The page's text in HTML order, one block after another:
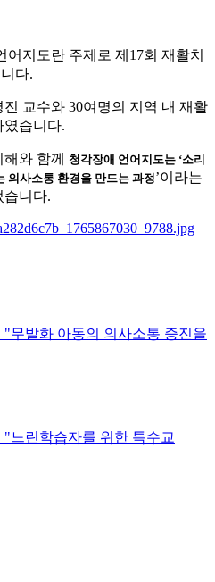
어지도란 주제로 제17회 재활치
다.
교수와 30여명의 지역 내 재활
였습니다.
와 함께
청각장애 언어지도는 ‘소리
의사소통 환경을 만드는 과정’이라는
습니다.
무발화 아동의 의사소통 증진을
느린학습자를 위한 특수교